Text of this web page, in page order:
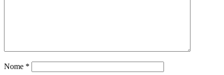
Nome *